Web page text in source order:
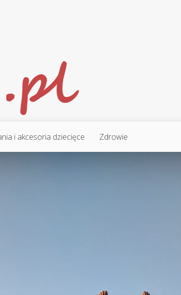
i akcesoria dziecięce Zdrowie